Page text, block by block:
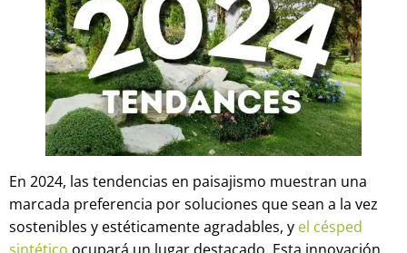
En 2024, las tendencias en paisajismo muestran una
marcada preferencia por soluciones que sean a la vez
sostenibles y estéticamente agradables, y el césped